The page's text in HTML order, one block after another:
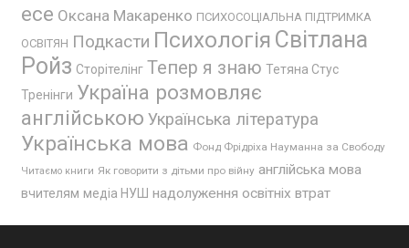
есе Оксана Макаренко ПСИХОСОЦІАЛЬНА ПІДТРИМКА
ОСВІТЯН Подкасти Психологія Світлана
Ройз Сторітелінг Тепер я знаю Тетяна Стус
Тренінги Україна розмовляє
англійською Українська література
Українська мова Фонд Фрідріха Науманна за Свободу
Читаємо книги Як говорити з дітьми про війну англійська мова
вчителям медіа НУШ надолуження освітніх втрат